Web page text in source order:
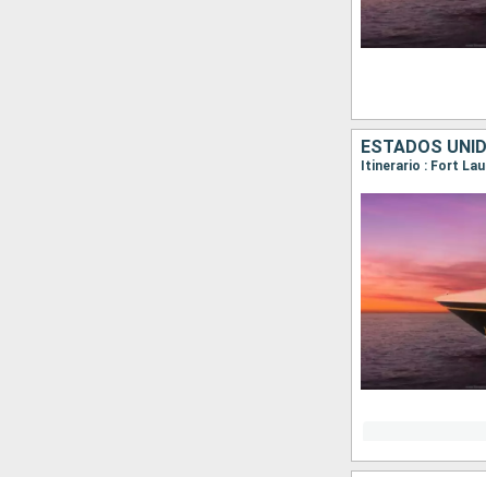
ESTADOS
Itinerario : Fort